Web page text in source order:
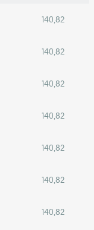
140,82
140,82
140,82
140,82
140,82
140,82
140,82